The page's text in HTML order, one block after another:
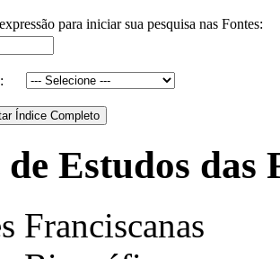
para iniciar sua pesquisa nas Fontes:
Estudos das
Franciscanas